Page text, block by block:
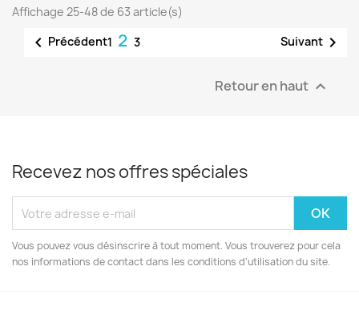
Affichage 25-48 de 63 article(s)
 Précédent1 2 3 Suivant 
Retour en haut 
Recevez nos offres spéciales
Vous pouvez vous désinscrire à tout moment. Vous trouverez pour cela
nos informations de contact dans les conditions d'utilisation du site.